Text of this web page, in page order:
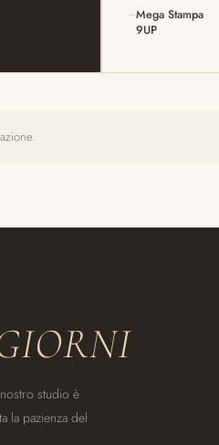
Mega Stampa
9UP
studio è
la pazienza del